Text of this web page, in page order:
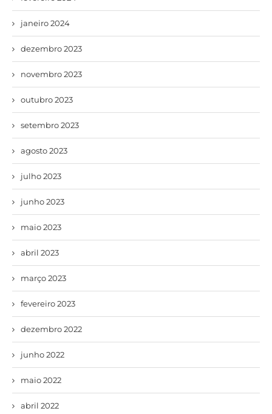
janeiro 2024
dezembro 2023
novembro 2023
outubro 2023
setembro 2023
agosto 2023
julho 2023
junho 2023
maio 2023
abril 2023
março 2023
fevereiro 2023
dezembro 2022
junho 2022
maio 2022
abril 2022